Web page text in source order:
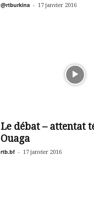
@rtburkina - 17 janvier 2016
Le débat – attentat
Ouaga
rtb.bf - 17 janvier 2016